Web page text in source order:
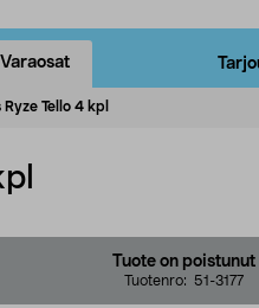
Varaosat
Tello 4 kpl
Tuote on poistunut
Tuotenro: 51-3177